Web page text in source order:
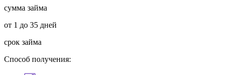
сумма займа
от 1 до 35 дней
срок займа
Способ получения: